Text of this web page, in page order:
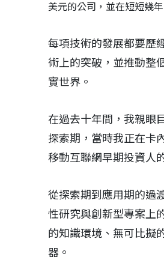
美元的公司，並在短短幾
每項技術的發展都要歷
術上的突破，並推動整
實世界。
在過去十年間，我親眼
探索期，當時我正在卡
移動互聯網早期投資人
從探索期到應用期的過
性研究與創新型專案上
的知識環境、無可比擬
器。